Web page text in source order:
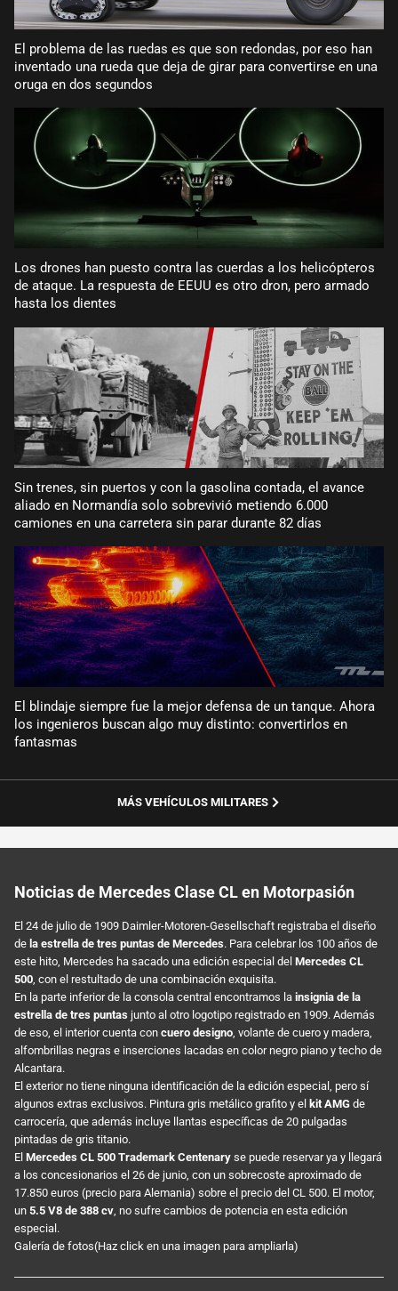
El problema de las ruedas es que son redondas, por eso han
inventado una rueda que deja de girar para convertirse en una
oruga en dos segundos
Los drones han puesto contra las cuerdas a los helicópteros
de ataque. La respuesta de EEUU es otro dron, pero armado
hasta los dientes
Sin trenes, sin puertos y con la gasolina contada, el avance
aliado en Normandía solo sobrevivió metiendo 6.000
camiones en una carretera sin parar durante 82 días
El blindaje siempre fue la mejor defensa de un tanque. Ahora
los ingenieros buscan algo muy distinto: convertirlos en
fantasmas
MÁS VEHÍCULOS MILITARES
Noticias de Mercedes Clase CL en Motorpasión
El 24 de julio de 1909 Daimler-Motoren-Gesellschaft registraba el diseño
de la estrella de tres puntas de Mercedes. Para celebrar los 100 años de
este hito, Mercedes ha sacado una edición especial del Mercedes CL
500, con el restultado de una combinación exquisita.
En la parte inferior de la consola central encontramos la insignia de la
estrella de tres puntas junto al otro logotipo registrado en 1909. Además
de eso, el interior cuenta con cuero designo, volante de cuero y madera,
alfombrillas negras e inserciones lacadas en color negro piano y techo de
Alcantara.
El exterior no tiene ninguna identificación de la edición especial, pero sí
algunos extras exclusivos. Pintura gris metálico grafito y el kit AMG de
carrocería, que además incluye llantas específicas de 20 pulgadas
pintadas de gris titanio.
El Mercedes CL 500 Trademark Centenary se puede reservar ya y llegará
a los concesionarios el 26 de junio, con un sobrecoste aproximado de
17.850 euros (precio para Alemania) sobre el precio del CL 500. El motor,
un 5.5 V8 de 388 cv, no sufre cambios de potencia en esta edición
especial.
Galería de fotos(Haz click en una imagen para ampliarla)